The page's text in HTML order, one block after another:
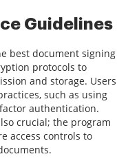
Guidelines
best document signing
protocols to
and storage. Users
such as using
authentication.
crucial; the program
access controls to